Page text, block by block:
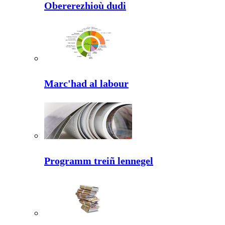
Obererezhioù dudi
Marc'had al labour
Programm treiñ lennegel